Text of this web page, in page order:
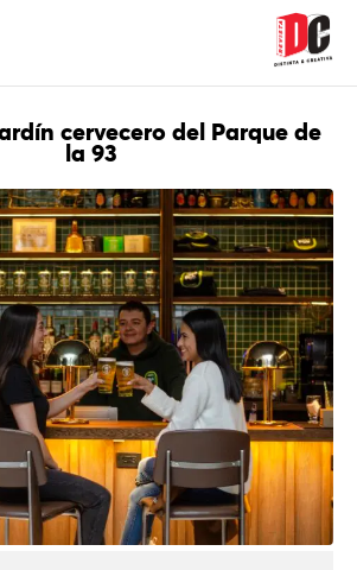
cervecero del Parque de
la 93